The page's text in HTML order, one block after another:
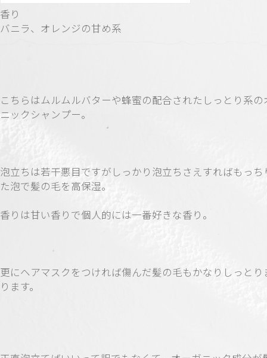
香り
バニラ、オレンジの甘め系
こちらはムルムルバターや蜂蜜の配合されたしっとり系の
ニックシャンプー。
泡立ちは若干悪目ですがしっかり泡立ちさえすればもっち
た泡で髪の毛を高保湿。
香りは甘い香りで個人的には一番好きな香り。
更にヘアマスクをつければ傷んだ髪の毛もかなりしっとり
ります。